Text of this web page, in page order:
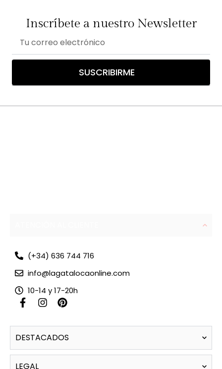
Inscríbete a nuestro Newsletter
electrónico
SUSCRIBIRME
(+34) 636 744 716
info@lagatalocaonline.com
10-14 y 17-20h
F
a
e
b
o
o
I
n
t
a
g
r
P
i
t
e
r
e
DESTACADOS
LEGAL